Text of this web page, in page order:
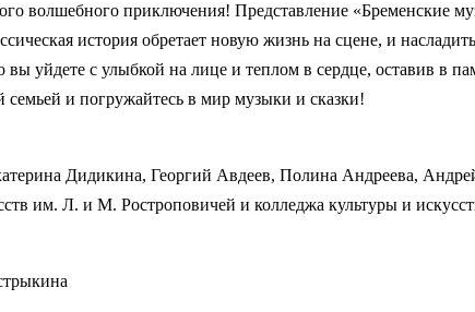
волшебного приключения! Представление «Бременские
история обретает новую жизнь на сцене, и
уйдете с улыбкой на лице и теплом в сердце, оставив в
семьей и погружайтесь в мир музыки и сказки!
Дидикина, Георгий Авдеев, Полина Андреева,
им. Л. и М. Ростроповичей и колледжа культуры и